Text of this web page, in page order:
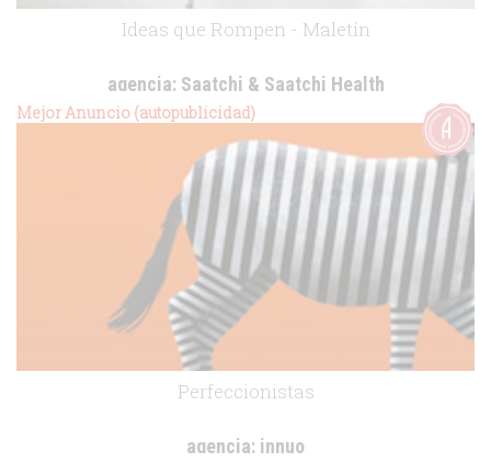
Ideas que Rompen - Maletín
agencia:Saatchi & Saatchi Health
cliente:
Mejor Anuncio (autopublicidad)
Perfeccionistas
agencia: innuo